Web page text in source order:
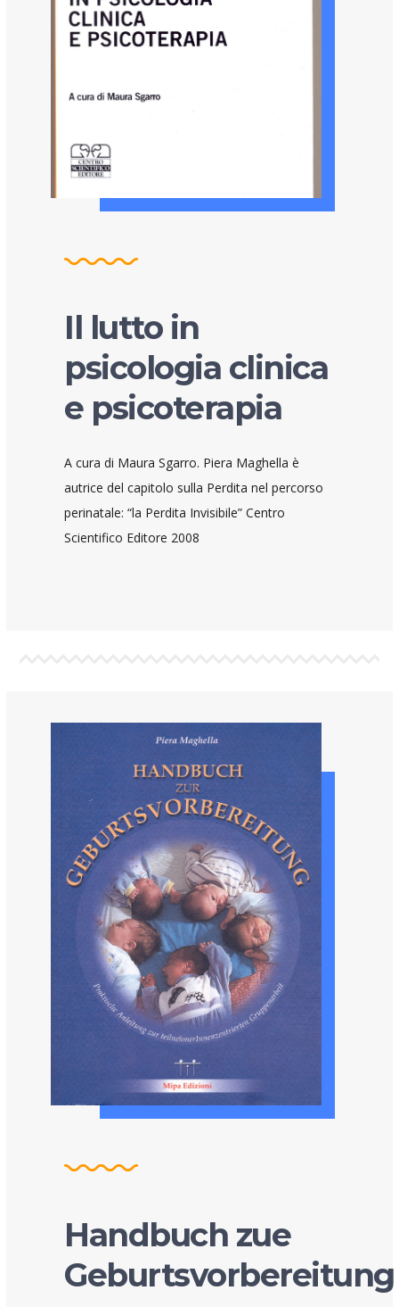
Il lutto in
psicologia clinica
e psicoterapia
A cura di Maura Sgarro. Piera Maghella è
autrice del capitolo sulla Perdita nel percorso
perinatale: “la Perdita Invisibile” Centro
Scientifico Editore 2008
Handbuch zue
Geburtsvorbereitung